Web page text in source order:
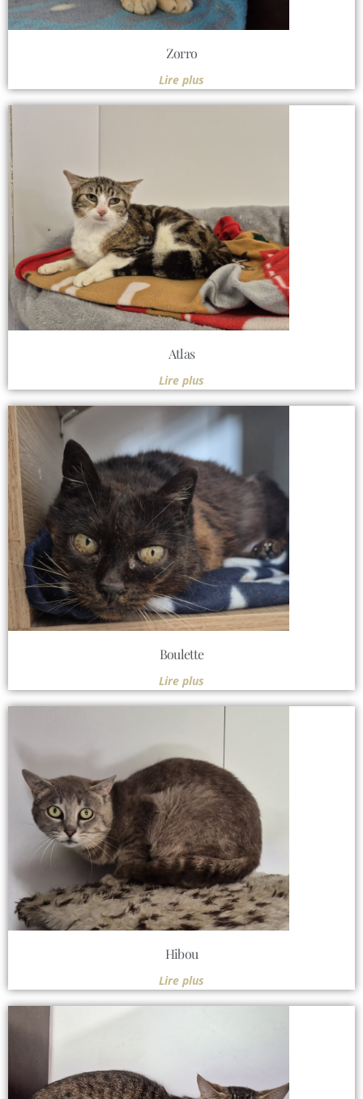
Zorro
Lire plus
Atlas
Lire plus
Boulette
Lire plus
Hibou
Lire plus